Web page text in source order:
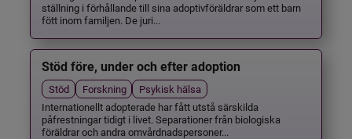
ställning i förhållande till sina adoptivföräldrar som ett barn
fött inom familjen. De juri...
Stöd före, under och efter adoption
Stöd Forskning
Psykisk hälsa
Internationellt adopterade har fått utstå särskilda
påfrestningar tidigt i livet. Separationer från biologiska
föräldrar och andra omvårdnadspersoner...